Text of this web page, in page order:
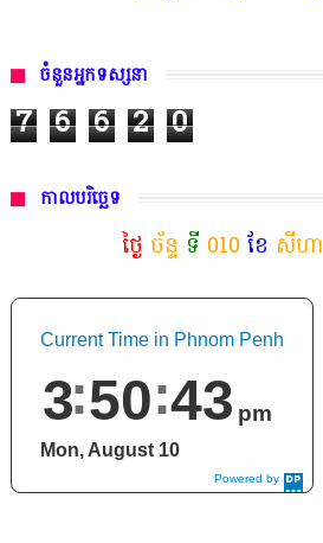
ចំនួនអ្នកទស្សនា
7 6 6 2 0
កាលបរិច្ឆេទ
ថ្ងៃ ច័ន្ទ ទី 010 ខែ សីហា
Powered by
DaysPedia.c
Current Time in Phnom Penh
3 50 45 pm
Mon, August 10